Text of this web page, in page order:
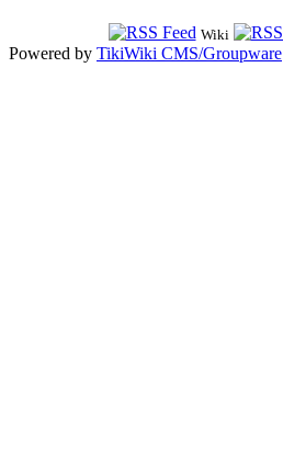
Wiki
Powered by TikiWiki CMS/Groupware